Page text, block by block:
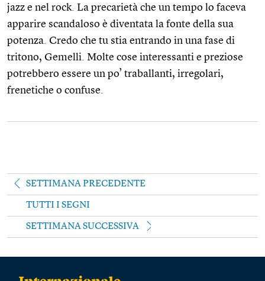
jazz e nel rock. La precarietà che un tempo lo faceva
apparire scandaloso è diventata la fonte della sua
potenza. Credo che tu stia entrando in una fase di
tritono, Gemelli. Molte cose interessanti e preziose
potrebbero essere un po’ traballanti, irregolari,
frenetiche o confuse.
SETTIMANA PRECEDENTE
TUTTI I SEGNI
SETTIMANA SUCCESSIVA